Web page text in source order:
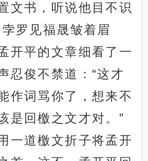
文书，听说他目不识
罗见福晟皱着眉
开平的文章细看了一
忍俊不禁道：“这才
作词骂你了，想来不
是回檄之文才对。”
一道檄文折子将孟开